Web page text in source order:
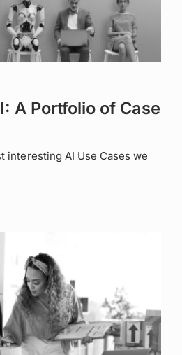
A Portfolio of Case
interesting AI Use Cases we